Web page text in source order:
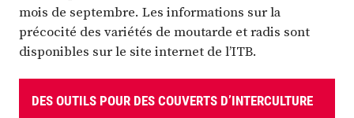
mois de septembre. Les informations sur la
précocité des variétés de moutarde et radis sont
disponibles sur le site internet de l’ITB.
DES OUTILS POUR DES COUVERTS D’INTERCULTURE